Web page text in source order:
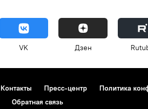
VK Дзен
Контакты Пресс-центр Политика
Обратная связь